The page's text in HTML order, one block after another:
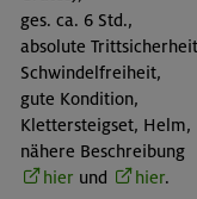
ges. ca. 6 Std.,
absolute
Schwindelfreiheit,
gute Kondition,
Klettersteigset, Helm,
nähere Beschreibung
hier und hier.